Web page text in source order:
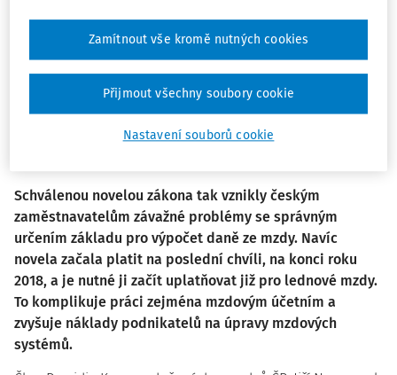
působil mnohé komplikace a výkladové problémy, nejen
úřadům. U zahraničních pojistných systémů totiž v mnoha
případech nelze jednoduše stanovit, jaké pojistné placené
zaměstnavatelem by mělo být zohledněno: systémy mívají
mnoho rozdílných podsystémů s různými pravidly výpočtu
Schválenou novelou zákona tak vznikly českým
zaměstnavatelům závažné problémy se správným
určením základu pro výpočet daně ze mzdy. Navíc
novela začala platit na poslední chvíli, na konci roku
2018, a je nutné ji začít uplatňovat již pro lednové mzdy.
To komplikuje práci zejména mzdovým účetním a
zvyšuje náklady podnikatelů na úpravy mzdových
systémů.
Nastavení souborů cookie
Zamítnout vše kromě nutných cookies
Přijmout všechny soubory cookie